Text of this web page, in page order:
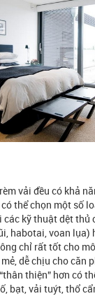
vải đều có khả
thể chọn một số
các kỹ thuật dệt thủ
habotai, voan lụa)
chỉ rất tốt cho
dễ chịu cho căn
thiện” hơn có
bạt, vải tuýt, thổ